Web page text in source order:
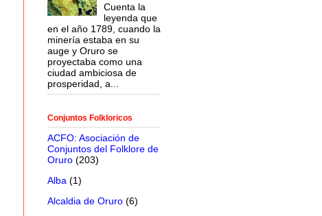
Cuenta la
leyenda que
en el año 1789, cuando la
minería estaba en su
auge y Oruro se
proyectaba como una
ciudad ambiciosa de
prosperidad, a...
Conjuntos Folkloricos
ACFO: Asociación de
Conjuntos del Folklore de
Oruro (203)
Alba (1)
Alcaldia de Oruro (6)